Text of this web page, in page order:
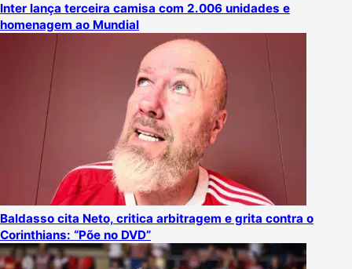
Inter lança terceira camisa com 2.006 unidades e
homenagem ao Mundial
Baldasso cita Neto, critica arbitragem e grita contra o
Corinthians: “Põe no DVD”